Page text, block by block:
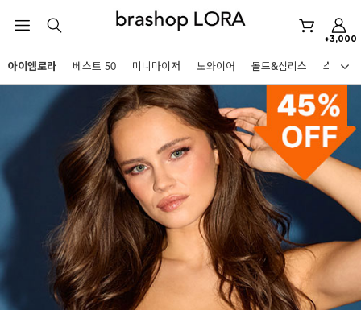
+3,000
HOT KEYWORDS
아이엠로라
노와이어
르미스떼르
미니마이저
스포츠브라
노와이어
르미스떼르
아이엠로라 베스트 50 미니마이저 노와이어 몰드&심리스 스포츠